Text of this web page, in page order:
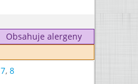
Obsahuje alergeny
7, 8